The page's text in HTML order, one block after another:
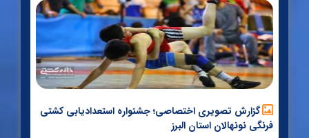
مدال طلا، ۱ نقره و ۲ مدال برنز
ادامه مطلب
یاسین رضایی: همه می گفتند جرقه بودم و خاموش
گزارش تصویری اختصاصی؛ جشنواره استعدادیابی کشتی
فرنگی نونهالان استان البرز